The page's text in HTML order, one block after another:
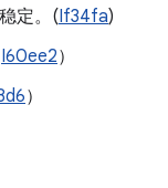
定。(If34fa)
I60ee2）
）